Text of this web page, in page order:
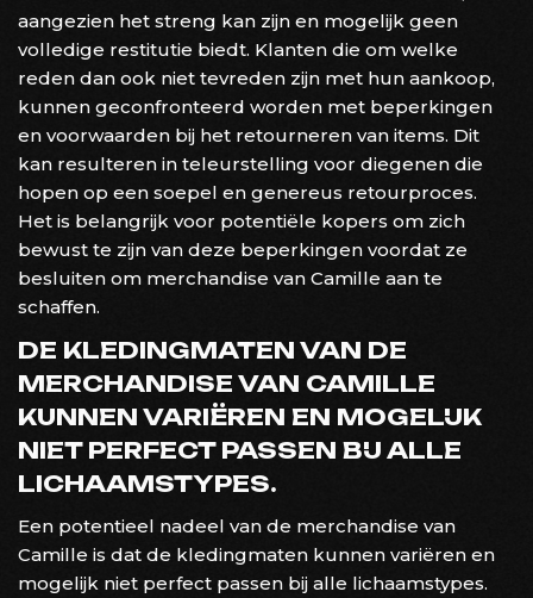
aangezien het streng kan zijn en mogelijk geen
volledige restitutie biedt. Klanten die om welke
reden dan ook niet tevreden zijn met hun aankoop,
kunnen geconfronteerd worden met beperkingen
en voorwaarden bij het retourneren van items. Dit
kan resulteren in teleurstelling voor diegenen die
hopen op een soepel en genereus retourproces.
Het is belangrijk voor potentiële kopers om zich
bewust te zijn van deze beperkingen voordat ze
besluiten om merchandise van Camille aan te
schaffen.
DE KLEDINGMATEN VAN DE
MERCHANDISE VAN CAMILLE
KUNNEN VARIËREN EN MOGELIJK
NIET PERFECT PASSEN BIJ ALLE
LICHAAMSTYPES.
Een potentieel nadeel van de merchandise van
Camille is dat de kledingmaten kunnen variëren en
mogelijk niet perfect passen bij alle lichaamstypes.